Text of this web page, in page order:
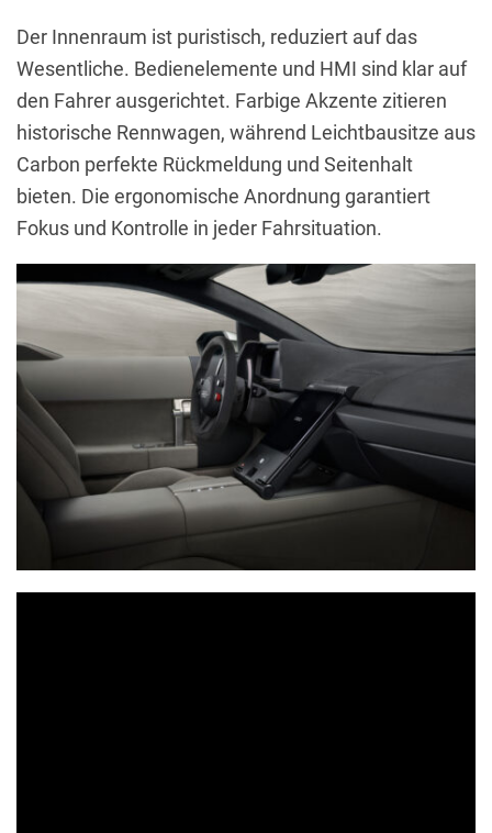
Der Innenraum ist puristisch, reduziert auf das
Wesentliche. Bedienelemente und HMI sind klar auf
den Fahrer ausgerichtet. Farbige Akzente zitieren
historische Rennwagen, während Leichtbausitze aus
Carbon perfekte Rückmeldung und Seitenhalt
bieten. Die ergonomische Anordnung garantiert
Fokus und Kontrolle in jeder Fahrsituation.